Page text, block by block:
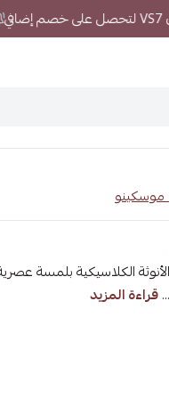
قراءة المزيد